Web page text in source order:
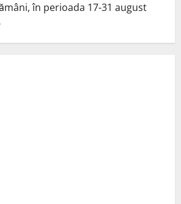
în perioada 17-31 august